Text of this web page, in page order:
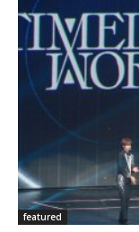
featured